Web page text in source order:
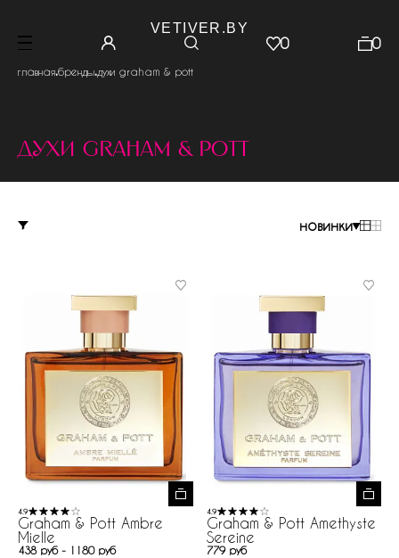
VETIVER.BY
0 0
главная.бренды.духи graham & pott
духи graham & pott
новинки
4.9
Graham & Pott Ambre
Mielle
438 руб - 1180 руб
4.9
Graham & Pott Amethyste
Sereine
779 руб